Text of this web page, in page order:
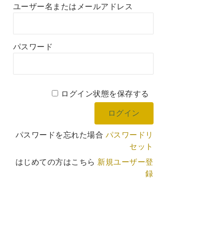
ユーザー名またはメールアドレス
パスワード
ログイン状態を保存する
パスワードを忘れた場合 パスワードリ
セット
はじめての方はこちら 新規ユーザー登
録